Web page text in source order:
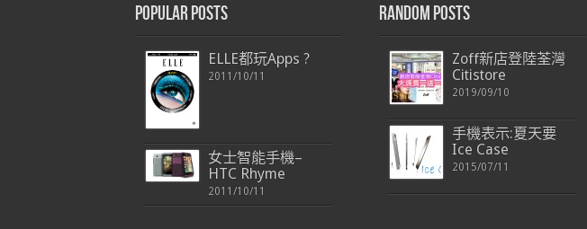
Popular Posts
ELLE都玩Apps ?
2011/10/11
女士智能手機–
HTC Rhyme
2011/10/11
Random Posts
Zoff新店登陸荃灣
Citistore
2019/09/10
手機表示:夏天要
Ice Case
2015/07/11